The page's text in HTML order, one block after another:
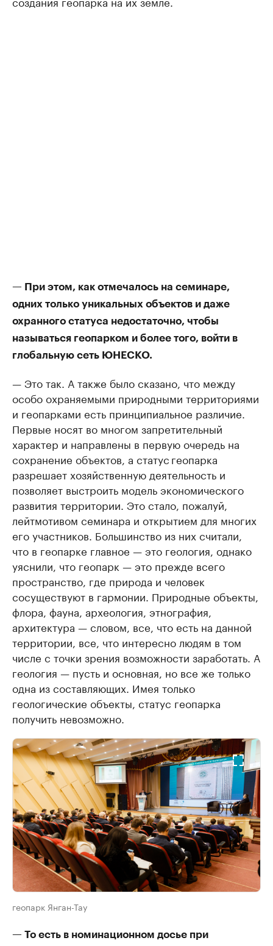
— При этом, как отмечалось на семинаре,
одних только уникальных объектов и даже
охранного статуса недостаточно, чтобы
называться геопарком и более того, войти в
глобальную сеть ЮНЕСКО.
— Это так. А также было сказано, что между
особо охраняемыми природными территориями
и геопарками есть принципиальное различие.
Первые носят во многом запретительный
характер и направлены в первую очередь на
сохранение объектов, а статус геопарка
разрешает хозяйственную деятельность и
позволяет выстроить модель экономического
развития территории. Это стало, пожалуй,
лейтмотивом семинара и открытием для многих
его участников. Большинство из них считали,
что в геопарке главное — это геология, однако
уяснили, что геопарк — это прежде всего
пространство, где природа и человек
сосуществуют в гармонии. Природные объекты,
флора, фауна, археология, этнография,
архитектура — словом, все, что есть на данной
территории, все, что интересно людям в том
числе с точки зрения возможности заработать. А
геология — пусть и основная, но все же только
одна из составляющих. Имея только
геологические объекты, статус геопарка
получить невозможно.
геопарк Янган-Тау
— То есть в номинационном досье при